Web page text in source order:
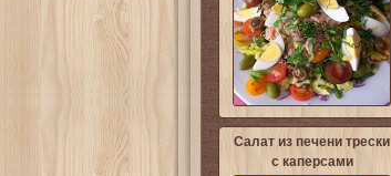
Салат из печени трески
с каперсами